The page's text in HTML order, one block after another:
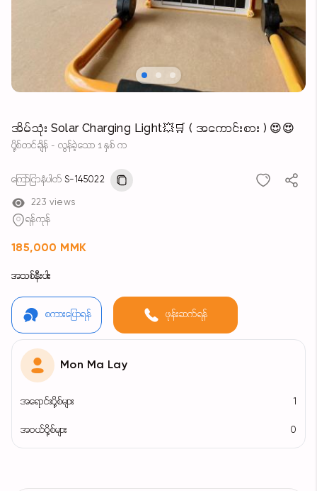
အိမ်သုံး Solar Charging Light💥🛒 ( အကောင်းစား ) 😍😍
ပို့စ်တင်ချိန် - လွန်ခဲ့သော 1 နှစ် က
ကြော်ငြာနံပါတ် S-145022
223 views
ရန်ကုန်
185,000 MMK
အသစ်နီးပါး
စကားပြောရန် ဖုန်းဆက်ရန်
Mon Ma Lay
အရောင်းပို့စ်များ
အဝယ်ပို့စ်များ 0